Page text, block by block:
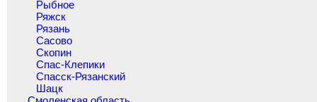
Рыбное
Ряжск
Рязань
Сасово
Скопин
Спас-Клепики
Спасск-Рязанский
Шацк